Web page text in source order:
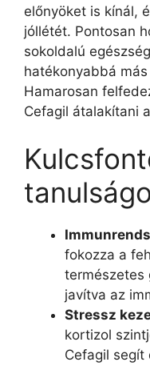
előnyöket is kínál,
jóllétét. Pontosan
sokoldalú
hatékonyabbá
Hamarosan
Cefagil átalakítani
fokozza a
természetes
javítva az
Stressz
kortizol
Cefagil segít